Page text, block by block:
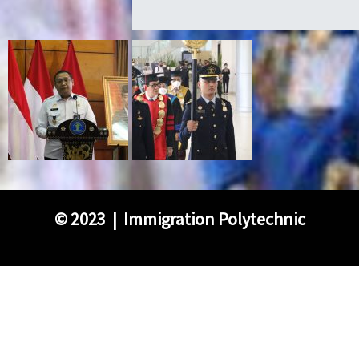
©2023 | Immigration Polytechnic